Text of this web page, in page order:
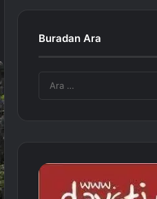
Buradan Ara